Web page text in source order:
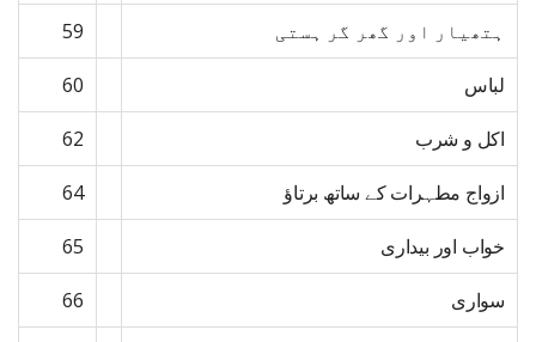
ہتھیار اور گھر گر ہستی 59
لباس 60
اکل و شرب 62
ازواج مطہرات کے ساتھ برتاؤ 64
خواب اور بیداری 65
سواری 66